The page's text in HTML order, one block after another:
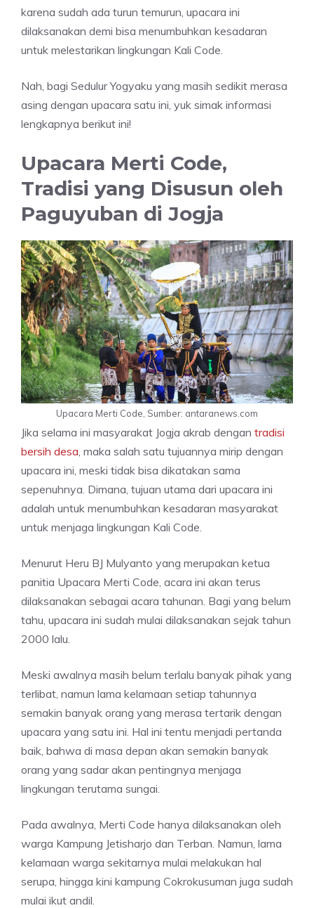
karena sudah ada turun temurun, upacara ini
dilaksanakan demi bisa menumbuhkan kesadaran
untuk melestarikan lingkungan Kali Code.
Nah, bagi Sedulur Yogyaku yang masih sedikit merasa
asing dengan upacara satu ini, yuk simak informasi
lengkapnya berikut ini!
Upacara Merti Code,
Tradisi yang Disusun oleh
Paguyuban di Jogja
Upacara Merti Code, Sumber: antaranews.com
Jika selama ini masyarakat Jogja akrab dengan tradisi
bersih desa , maka salah satu tujuannya mirip dengan
upacara ini, meski tidak bisa dikatakan sama
sepenuhnya. Dimana, tujuan utama dari upacara ini
adalah untuk menumbuhkan kesadaran masyarakat
untuk menjaga lingkungan Kali Code.
Menurut Heru BJ Mulyanto yang merupakan ketua
panitia Upacara Merti Code, acara ini akan terus
dilaksanakan sebagai acara tahunan. Bagi yang belum
tahu, upacara ini sudah mulai dilaksanakan sejak tahun
2000 lalu.
Meski awalnya masih belum terlalu banyak pihak yang
terlibat, namun lama kelamaan setiap tahunnya
semakin banyak orang yang merasa tertarik dengan
upacara yang satu ini. Hal ini tentu menjadi pertanda
baik, bahwa di masa depan akan semakin banyak
orang yang sadar akan pentingnya menjaga
lingkungan terutama sungai.
Pada awalnya, Merti Code hanya dilaksanakan oleh
warga Kampung Jetisharjo dan Terban. Namun, lama
kelamaan warga sekitarnya mulai melakukan hal
serupa, hingga kini kampung Cokrokusuman juga sudah
mulai ikut andil.